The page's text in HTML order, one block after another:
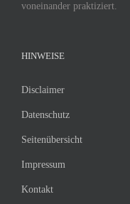
voneinander praktiziert.
HINWEISE
Disclaimer
Datenschutz
Seitenübersicht
Impressum
Kontakt